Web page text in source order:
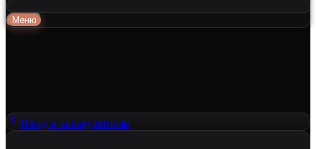
Меню
Назад к калькуляторам